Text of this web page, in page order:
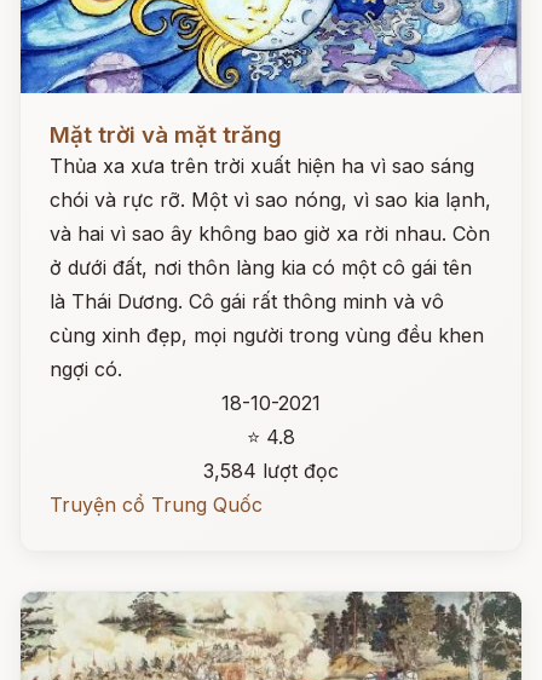
Mặt trời và mặt trăng
Thủa xa xưa trên trời xuất hiện ha vì sao sáng
chói và rực rỡ. Một vì sao nóng, vì sao kia lạnh,
và hai vì sao ây không bao giờ xa rời nhau. Còn
ở dưới đất, nơi thôn làng kia có một cô gái tên
là Thái Dương. Cô gái rất thông minh và vô
cùng xinh đẹp, mọi người trong vùng đều khen
ngợi có.
18-10-2021
⭐ 4.8
3,584 lượt đọc
Truyện cổ Trung Quốc